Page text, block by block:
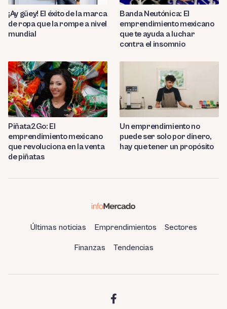
¡Ay güey! El éxito de la marca
de ropa que la rompe a nivel
mundial
Banda Neutónica: El
emprendimiento mexicano
que te ayuda a luchar
contra el insomnio
Piñata2Go: El
emprendimiento mexicano
que revoluciona en la venta
de piñatas
Un emprendimiento no
puede ser solo por dinero,
hay que tener un propósito
Últimas noticias Emprendimientos Sectores
Finanzas Tendencias